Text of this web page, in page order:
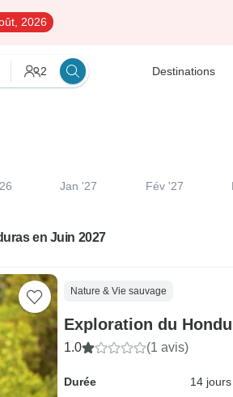
2026
2 Destinations
Jan '27 Fév '27
en Juin 2027
Nature & Vie sauvage
Exploration du
1.0 (1 avis)
Durée
14 jours